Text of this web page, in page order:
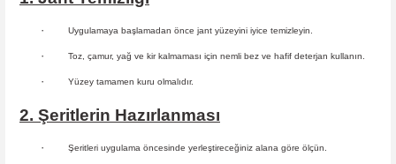
· Uygulamaya başlamadan önce jant yüzeyini iyice temizleyin.
· Toz, çamur, yağ ve kir kalmaması için nemli bez ve hafif deterjan kullanın.
· Yüzey tamamen kuru olmalıdır.
2. Şeritlerin Hazırlanması
· Şeritleri uygulama öncesinde yerleştireceğiniz alana göre ölçün.